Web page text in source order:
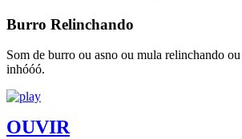
Burro Relinchando
Som de burro ou asno ou mula relinchando
inhóóó.
OUVIR